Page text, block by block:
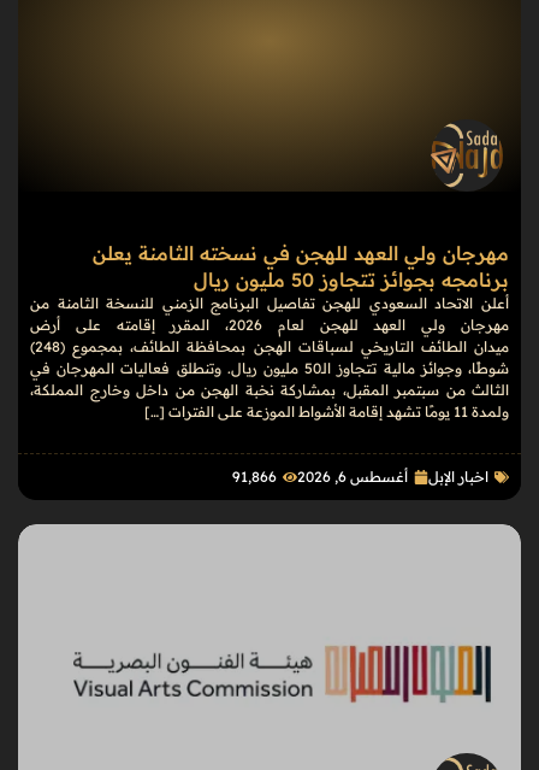
مهرجان ولي العهد للهجن في نسخته الثامنة يعلن
برنامجه بجوائز تتجاوز 50 مليون ريال
أعلن الاتحاد السعودي للهجن تفاصيل البرنامج الزمني للنسخة الثامنة من
مهرجان ولي العهد للهجن لعام 2026، المقرر إقامته على أرض
ميدان الطائف التاريخي لسباقات الهجن بمحافظة الطائف، بمجموع (248)
شوطًا، وجوائز مالية تتجاوز الـ50 مليون ريال. وتنطلق فعاليات المهرجان في
الثالث من سبتمبر المقبل، بمشاركة نخبة الهجن من داخل وخارج المملكة،
ولمدة 11 يومًا تشهد إقامة الأشواط الموزعة على الفترات […]
اخبار الإبل أغسطس 6, 2026 91٬866